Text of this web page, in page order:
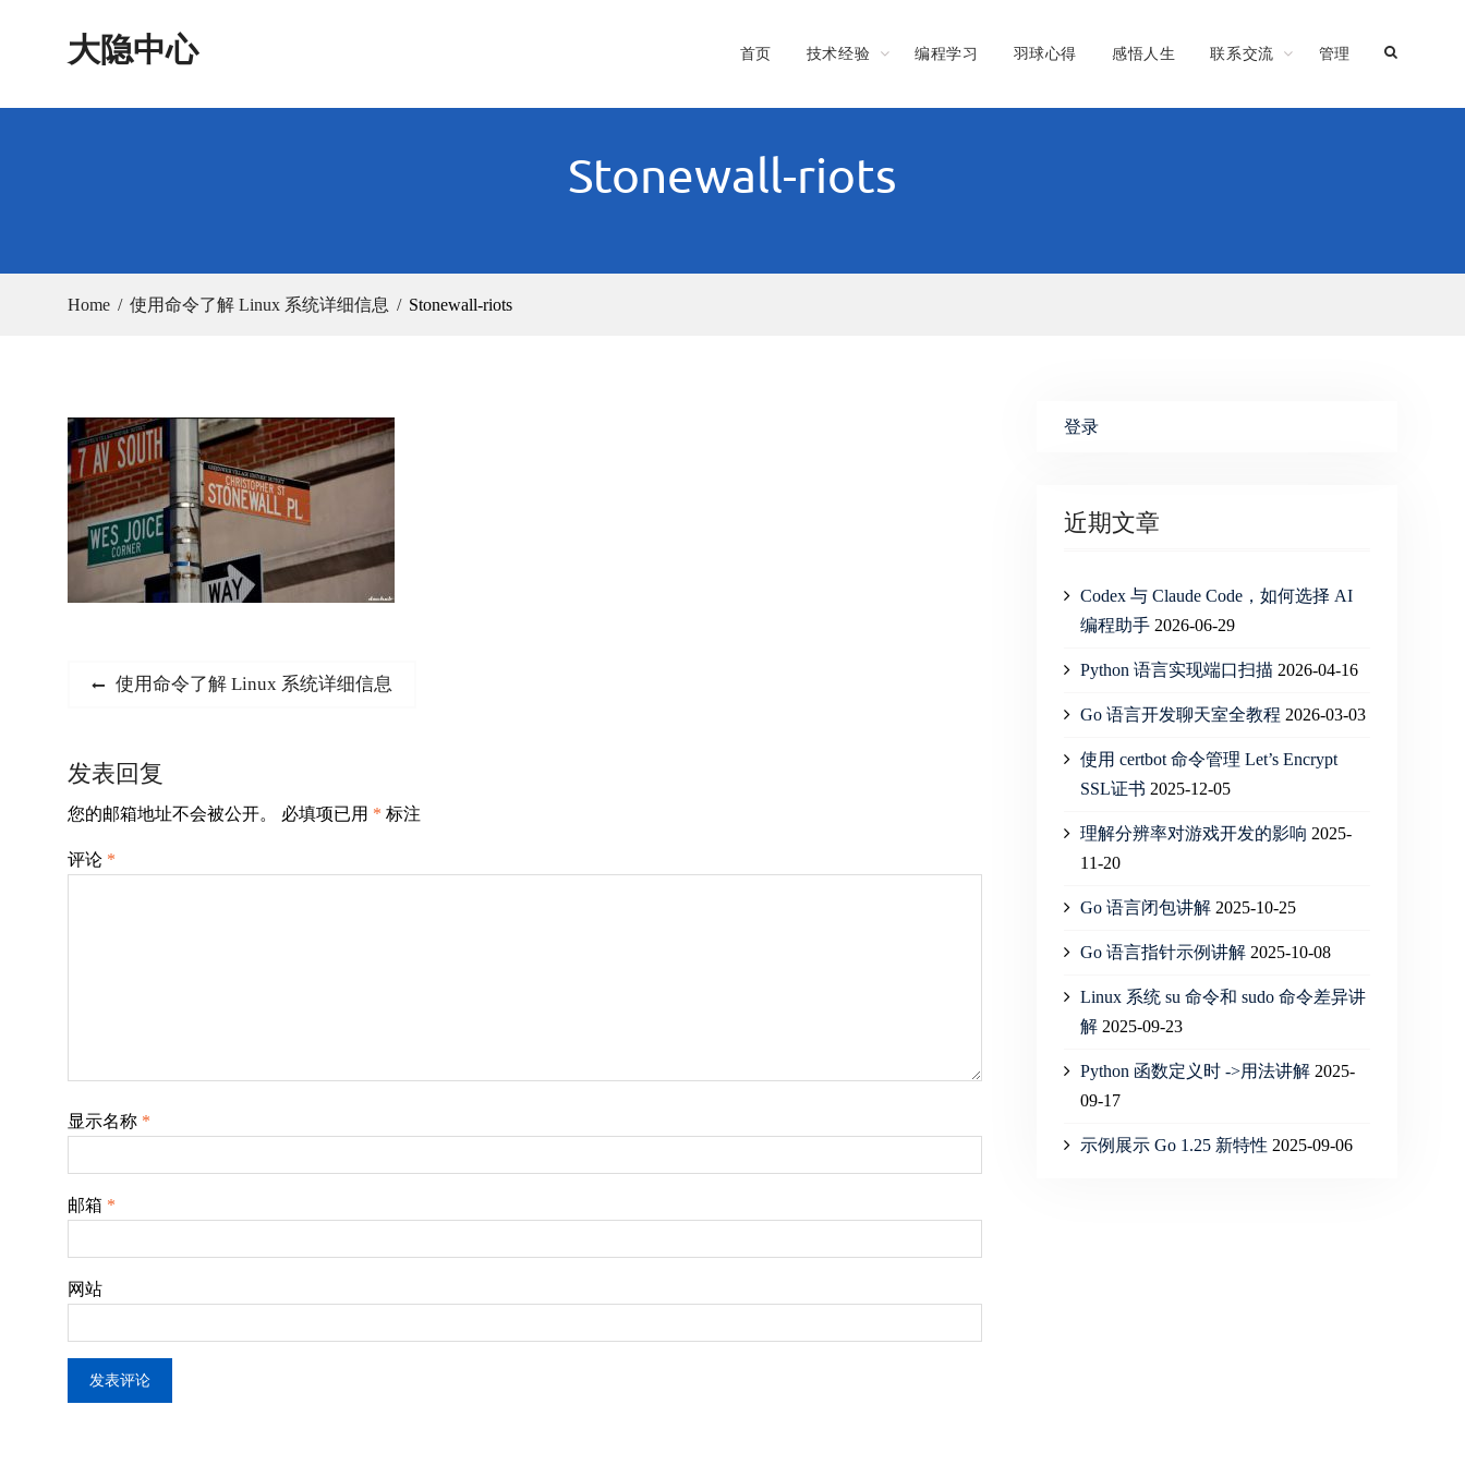
大隐中心 首页 技术经验 编程学习 羽球心得 感悟人生 联系交流 管理
Stonewall-riots
Home 使用命令了解 Linux 系统详细信息 Stonewall-riots
文
导
航
Previous
使用命令了解 Linux 系统详细信息
发表回复
您的邮箱地址不会被公开。 必填项已用 * 标注
评论 *
显示名称 *
邮箱 *
网站
登录
近期文章
Codex 与 Claude Code，如何选择 AI
编程助手 2026-06-29
Python 语言实现端口扫描 2026-04-16
Go 语言开发聊天室全教程 2026-03-03
使用 certbot 命令管理 Let’s Encrypt
SSL证书 2025-12-05
理解分辨率对游戏开发的影响 2025-
11-20
Go 语言闭包讲解 2025-10-25
Go 语言指针示例讲解 2025-10-08
Linux 系统 su 命令和 sudo 命令差异讲
解 2025-09-23
Python 函数定义时 ->用法讲解 2025-
09-17
示例展示 Go 1.25 新特性 2025-09-06